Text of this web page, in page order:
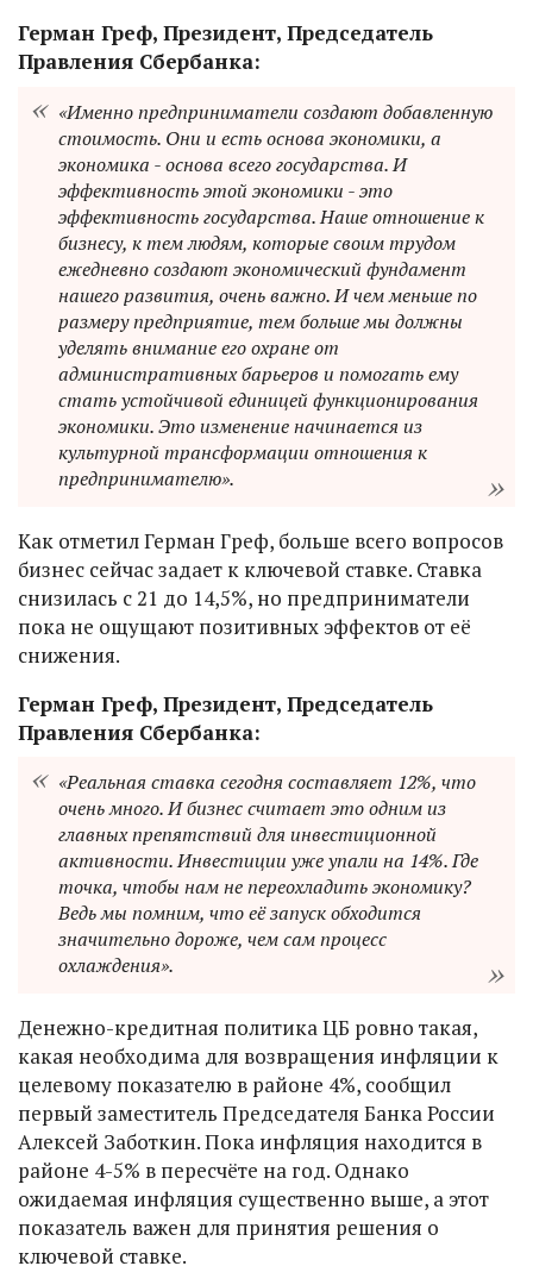
Герман Греф, Президент, Председатель
Правления Сбербанка:
«Именно предприниматели создают добавленную
стоимость. Они и есть основа экономики, а
экономика - основа всего государства. И
эффективность этой экономики - это
эффективность государства. Наше отношение к
бизнесу, к тем людям, которые своим трудом
ежедневно создают экономический фундамент
нашего развития, очень важно. И чем меньше по
размеру предприятие, тем больше мы должны
уделять внимание его охране от
административных барьеров и помогать ему
стать устойчивой единицей функционирования
экономики. Это изменение начинается из
культурной трансформации отношения к
предпринимателю».
Как отметил Герман Греф, больше всего вопросов
бизнес сейчас задает к ключевой ставке. Ставка
снизилась с 21 до 14,5%, но предприниматели
пока не ощущают позитивных эффектов от её
снижения.
Герман Греф, Президент, Председатель
Правления Сбербанка:
«Реальная ставка сегодня составляет 12%, что
очень много. И бизнес считает это одним из
главных препятствий для инвестиционной
активности. Инвестиции уже упали на 14%. Где
точка, чтобы нам не переохладить экономику?
Ведь мы помним, что её запуск обходится
значительно дороже, чем сам процесс
охлаждения».
Денежно-кредитная политика ЦБ ровно такая,
какая необходима для возвращения инфляции к
целевому показателю в районе 4%, сообщил
первый заместитель Председателя Банка России
Алексей Заботкин. Пока инфляция находится в
районе 4-5% в пересчёте на год. Однако
ожидаемая инфляция существенно выше, а этот
показатель важен для принятия решения о
ключевой ставке.